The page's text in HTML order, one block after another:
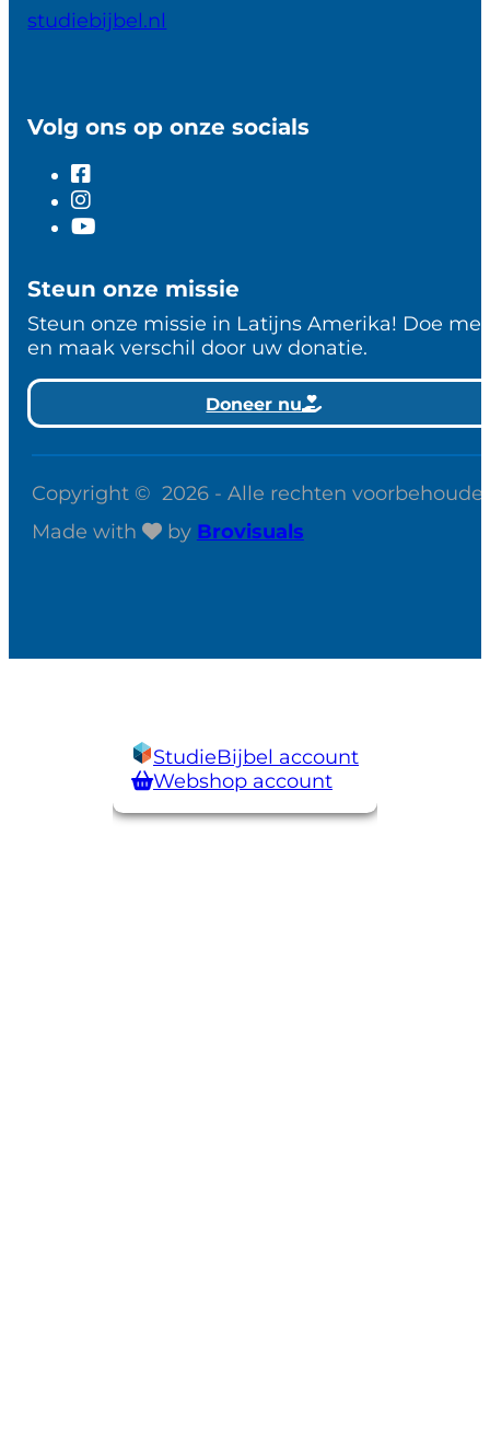
studiebijbel.nl
Volg ons op onze socials
Steun onze missie
Steun onze missie in Latijns Amerika! Doe
en maak verschil door uw donatie.
Doneer nu
Copyright © 2026 - Alle rechten
Made with
by Brovisuals
StudieBijbel account
Webshop account